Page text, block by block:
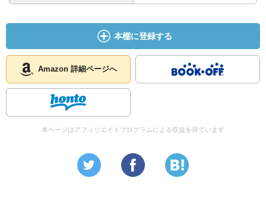
本棚に登録する
Amazon 詳細ページへ
本ページはアフィリエイトプログラムによる収益を得ています